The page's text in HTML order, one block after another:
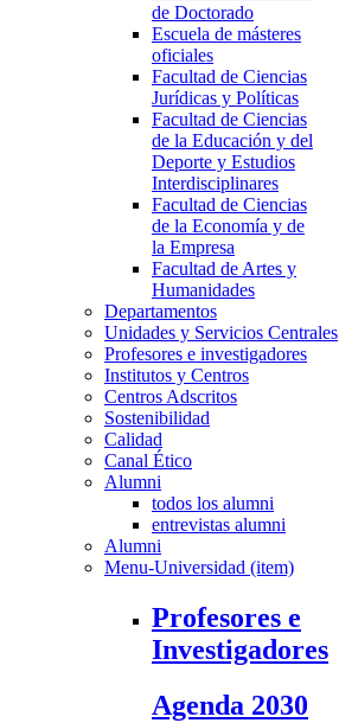
de Doctorado
Escuela de másteres
oficiales
Facultad de Ciencias
Jurídicas y Políticas
Facultad de Ciencias
de la Educación y del
Deporte y Estudios
Interdisciplinares
Facultad de Ciencias
de la Economía y de
la Empresa
Facultad de Artes y
Humanidades
Departamentos
Unidades y Servicios Centrales
Profesores e investigadores
Institutos y Centros
Centros Adscritos
Sostenibilidad
Calidad
Canal Ético
Alumni
todos los alumni
entrevistas alumni
Alumni
Menu-Universidad (item)
Profesores e
Investigadores
Agenda 2030